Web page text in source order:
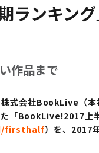
ランキン
作品まで
式会社BookLive （
「BookLive!2017上
firsthalf）を、 2017